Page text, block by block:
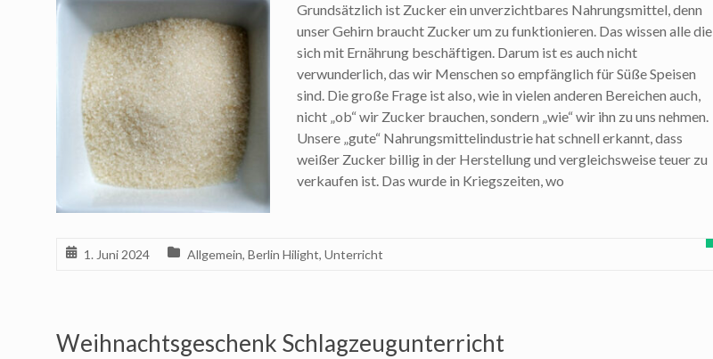
Grundsätzlich ist Zucker ein unverzichtbares Nahrungsmittel, denn
unser Gehirn braucht Zucker um zu funktionieren. Das wissen alle die
sich mit Ernährung beschäftigen. Darum ist es auch nicht
verwunderlich, das wir Menschen so empfänglich für Süße Speisen
sind. Die große Frage ist also, wie in vielen anderen Bereichen auch,
nicht „ob“ wir Zucker brauchen, sondern „wie“ wir ihn zu uns nehmen.
Unsere „gute“ Nahrungsmittelindustrie hat schnell erkannt, dass
weißer Zucker billig in der Herstellung und vergleichsweise teuer zu
verkaufen ist. Das wurde in Kriegszeiten, wo
1. Juni 2024 Allgemein, Berlin Hilight, Unterricht
Weihnachtsgeschenk Schlagzeugunterricht